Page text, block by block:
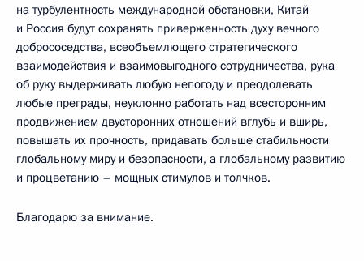
на турбулентность международной обстановки, Китай
и Россия будут сохранять приверженность духу вечного
добрососедства, всеобъемлющего стратегического
взаимодействия и взаимовыгодного сотрудничества, рука
об руку выдерживать любую непогоду и преодолевать
любые преграды, неуклонно работать над всесторонним
продвижением двусторонних отношений вглубь и вширь,
повышать их прочность, придавать больше стабильности
глобальному миру и безопасности, а глобальному развитию
и процветанию – мощных стимулов и толчков.
Благодарю за внимание.